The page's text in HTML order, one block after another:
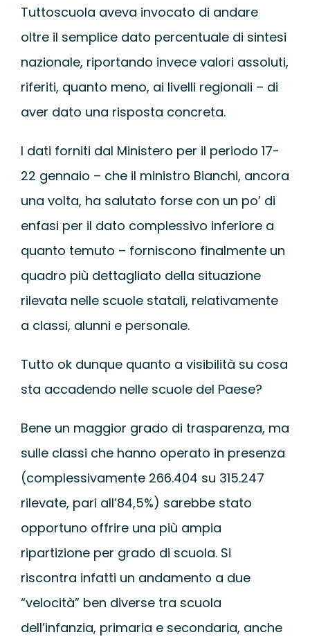
Tuttoscuola aveva invocato di andare
oltre il semplice dato percentuale di sintesi
nazionale, riportando invece valori assoluti,
riferiti, quanto meno, ai livelli regionali – di
aver dato una risposta concreta.
I dati forniti dal Ministero per il periodo 17-
22 gennaio – che il ministro Bianchi, ancora
una volta, ha salutato forse con un po’ di
enfasi per il dato complessivo inferiore a
quanto temuto – forniscono finalmente un
quadro più dettagliato della situazione
rilevata nelle scuole statali, relativamente
a classi, alunni e personale.
Tutto ok dunque quanto a visibilità su cosa
sta accadendo nelle scuole del Paese?
Bene un maggior grado di trasparenza, ma
sulle classi che hanno operato in presenza
(complessivamente 266.404 su 315.247
rilevate, pari all’84,5%) sarebbe stato
opportuno offrire una più ampia
ripartizione per grado di scuola. Si
riscontra infatti un andamento a due
“velocità” ben diverse tra scuola
dell’infanzia, primaria e secondaria, anche